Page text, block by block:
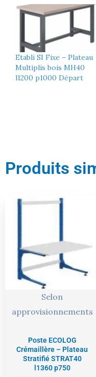
Etabli SI Fixe – Plateau
Multiplis bois MH40
l1200 p1000 Départ
Produits
Selon
approvisionnements
Poste ECOLOG
Crémaillère – Plateau
Stratifié STRAT40
l1360 p750
Le
624,00 €.